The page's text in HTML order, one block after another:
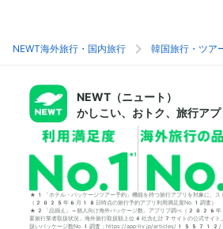
NEWT海外旅行・国内旅行 韓国旅行・ツア
NEWT（ニュート）
かしこい、おトク、旅行アプ
*1「ホテル・パッケージツアー予約」機能を持つ旅行アプリを対象に、ス
（2025年6月18日時点の旅行予約アプリ利用満足度No.1調査）
*2「品揃え」＝個人向け海外パッケージ数。アプリブ調べ（
要旅行業者取扱状況」海外旅行取扱額上位4社含む計7サイトの公式サイト
扱いパッケージ数No.1調査：https://app-liv.jp/articles/155712/